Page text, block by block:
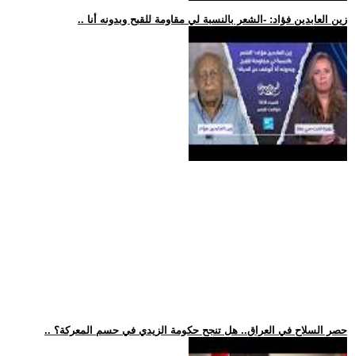
.. زين العابدين فؤاد: -الشعر بالنسبة لي مقاومة للقبح وبدونه أنا
.. حصر السلاح في العراق.. هل تنجح حكومة الزيدي في حسم المعركة؟